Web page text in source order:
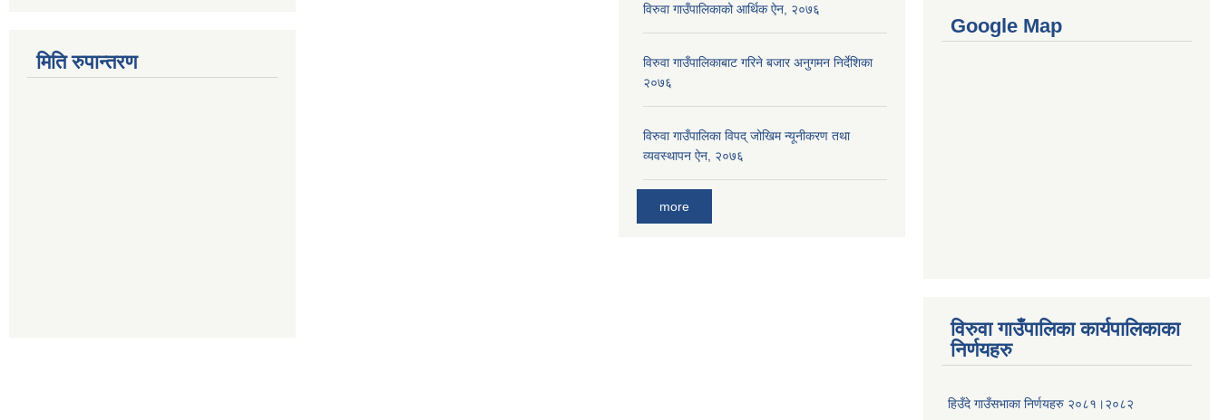
मिति रुपान्तरण
विरुवा गाउँपालिकाको आर्थिक ऐन, २०७६
विरुवा गाउँपालिकाबाट गरिने बजार अनुगमन निर्देशिका
२०७६
विरुवा गाउँपालिका विपद् जोखिम न्यूनीकरण तथा
व्यवस्थापन ऐन, २०७६
more
Google Map
विरुवा गाउँपालिका कार्यपालिकाका
निर्णयहरु
हिउँदे गाउँसभाका निर्णयहरु २०८१।२०८२